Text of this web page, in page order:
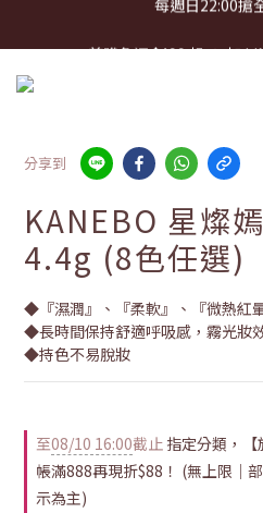
分享到
KANEBO 星燦
4.4g (8色任選)
◆『濕潤』、『柔軟』、『微熱紅暈
◆長時間保持舒適呼吸感，霧光妝
◆持色不易脫妝
至08/10 16:00截止 指定分類，
帳滿888再現折$88！ (無上限｜
示為主)